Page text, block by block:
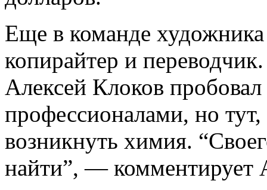
Еще в команде
копирайтер и
Алексей Клоков
профессионалами, но
возникнуть химия.
найти”, — комментирует